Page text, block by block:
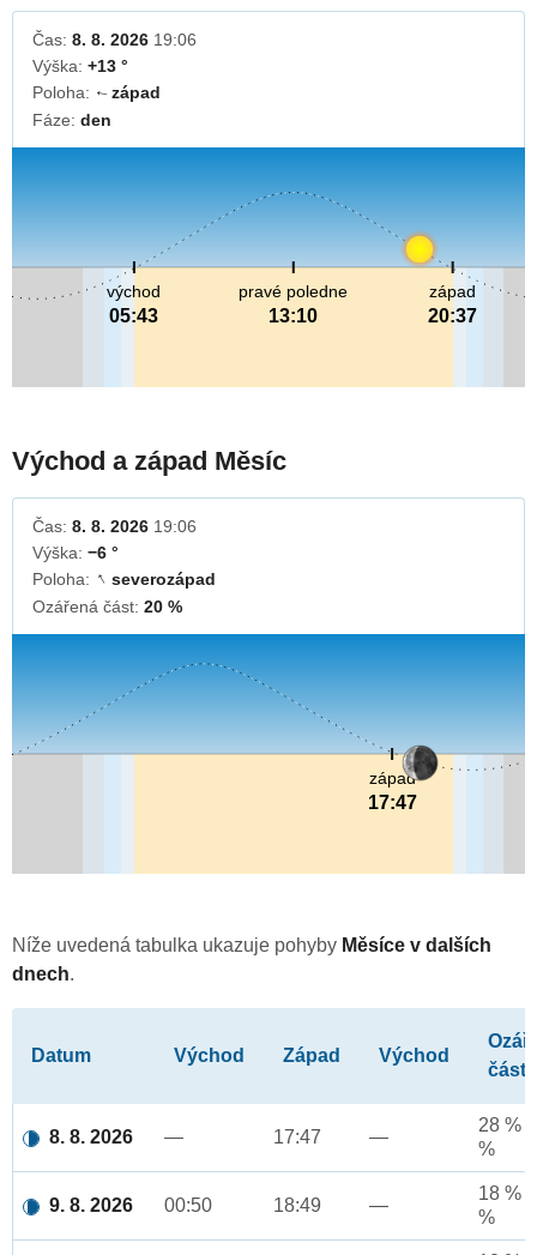
Čas: 8. 8. 2026 19:06
Výška: +13 °
Poloha:
↓západ
Fáze: den
pravé poledne
13:10
východ
05:43
západ
20:37
Východ a západ Měsíc
Čas: 8. 8. 2026 19:06
Výška: −6 °
Poloha: ↓severozápad
Ozářená část: 20 %
západ
17:47
Níže uvedená tabulka ukazuje pohyby Měsíce v dalších
dnech.
Datum Východ Západ Východ
část
8. 8. 2026 — 17:47 —
28 %
%
9. 8. 2026 00:50 18:49 —
18 %
%